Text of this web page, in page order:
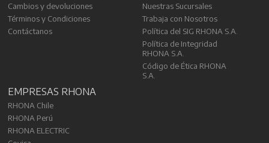
Cambios y devoluciones
Términos y Condiciones
Contáctanos
Nuestras Sucursales
Trabaja con Nosotros
Política del SIG RHONA S.A.
Política de Integridad
RHONA S.A.
Código de Ética RHONA
S.A.
EMPRESAS RHONA
RHONA Chile
RHONA Perú
RHONA ELECTRIC